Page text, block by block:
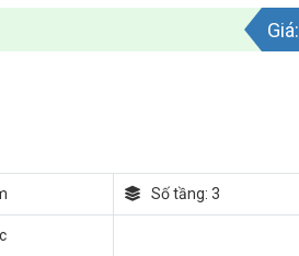
Giá:
Số tầng: 3